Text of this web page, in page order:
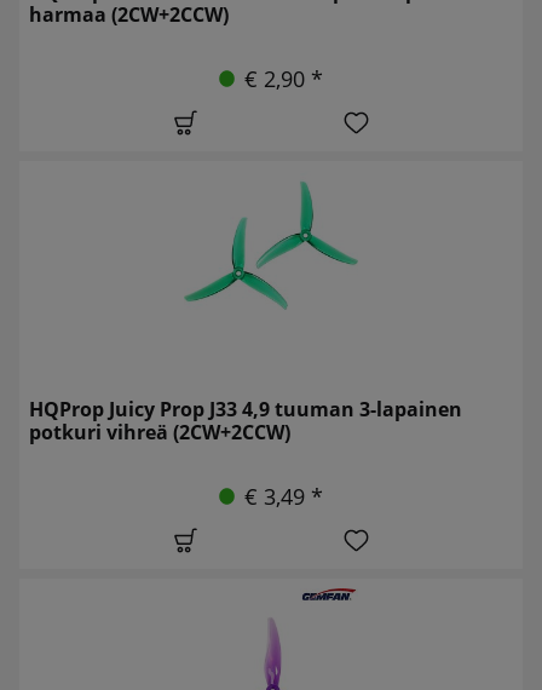
harmaa (2CW+2CCW)
€ 2,90 *
HQProp Juicy Prop J33 4,9 tuuman 3-lapainen
potkuri vihreä (2CW+2CCW)
€ 3,49 *